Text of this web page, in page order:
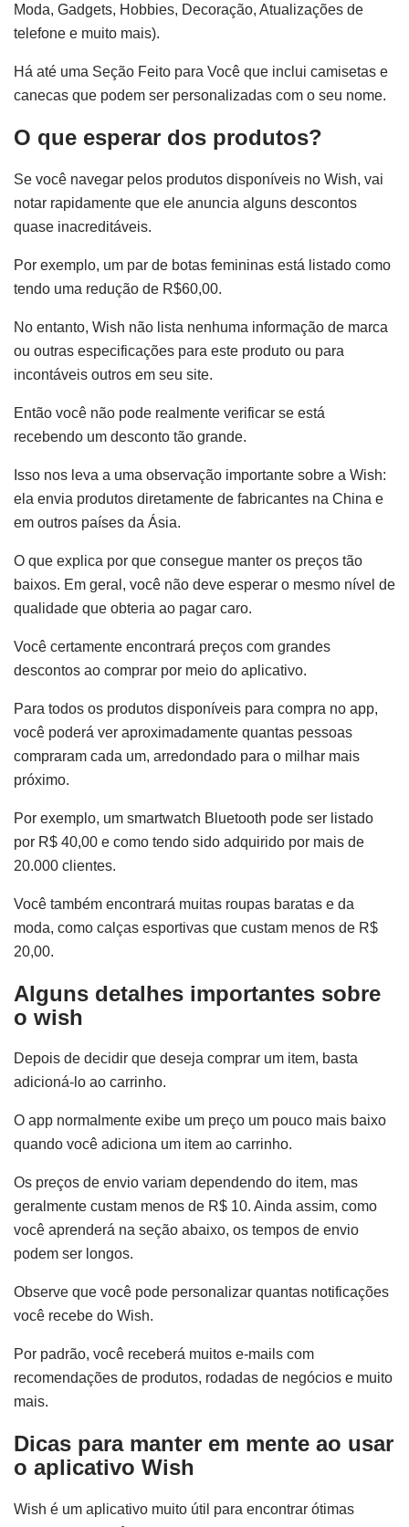
Moda, Gadgets, Hobbies, Decoração, Atualizações de
telefone e muito mais).
Há até uma Seção Feito para Você que inclui camisetas e
canecas que podem ser personalizadas com o seu nome.
O que esperar dos produtos?
Se você navegar pelos produtos disponíveis no Wish, vai
notar rapidamente que ele anuncia alguns descontos
quase inacreditáveis.
Por exemplo, um par de botas femininas está listado como
tendo uma redução de R$60,00.
No entanto, Wish não lista nenhuma informação de marca
ou outras especificações para este produto ou para
incontáveis ​​outros em seu site.
Então você não pode realmente verificar se está
recebendo um desconto tão grande.
Isso nos leva a uma observação importante sobre a Wish:
ela envia produtos diretamente de fabricantes na China e
em outros países da Ásia.
O que explica por que consegue manter os preços tão
baixos. Em geral, você não deve esperar o mesmo nível de
qualidade que obteria ao pagar caro.
Você certamente encontrará preços com grandes
descontos ao comprar por meio do aplicativo.
Para todos os produtos disponíveis para compra no app,
você poderá ver aproximadamente quantas pessoas
compraram cada um, arredondado para o milhar mais
próximo.
Por exemplo, um smartwatch Bluetooth pode ser listado
por R$ 40,00 e como tendo sido adquirido por mais de
20.000 clientes.
Você também encontrará muitas roupas baratas e da
moda, como calças esportivas que custam menos de R$
20,00.
Alguns detalhes importantes sobre
o wish
Depois de decidir que deseja comprar um item, basta
adicioná-lo ao carrinho.
O app normalmente exibe um preço um pouco mais baixo
quando você adiciona um item ao carrinho.
Os preços de envio variam dependendo do item, mas
geralmente custam menos de R$ 10. Ainda assim, como
você aprenderá na seção abaixo, os tempos de envio
podem ser longos.
Observe que você pode personalizar quantas notificações
você recebe do Wish.
Por padrão, você receberá muitos e-mails com
recomendações de produtos, rodadas de negócios e muito
mais.
Dicas para manter em mente ao usar
o aplicativo Wish
Wish é um aplicativo muito útil para encontrar ótimas